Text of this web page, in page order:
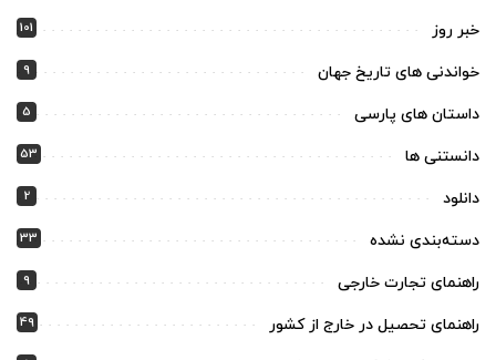
خبر روز 101
خواندنی های تاریخ جهان 9
داستان های پارسی 5
دانستنی ها 53
دانلود 2
دسته‌بندی نشده 33
راهنمای تجارت خارجی 9
راهنمای تحصیل در خارج از کشور 49